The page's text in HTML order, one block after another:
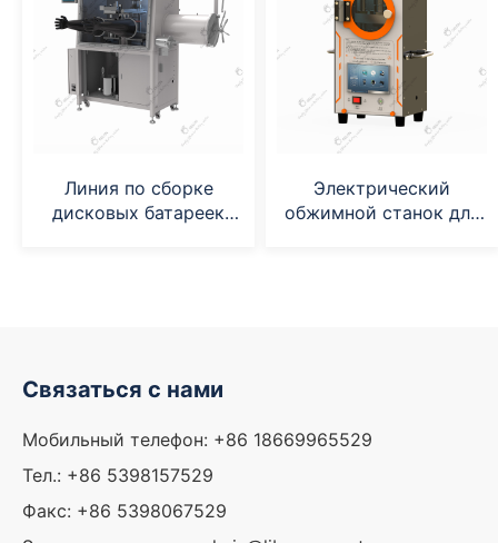
Линия по сборке
дисковых батареек
Электрический
обжимной станок для
Связаться с нами
Мобильный телефон: +86 18669965529
Тел.: +86 5398157529
Факс: +86 5398067529